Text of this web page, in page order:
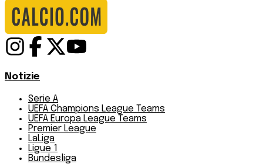
Notizie
Serie A
UEFA Champions League Teams
UEFA Europa League Teams
Premier League
LaLiga
Ligue 1
Bundesliga